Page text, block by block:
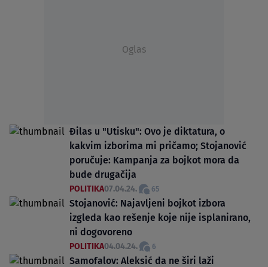
Oglas
Đilas u "Utisku": Ovo je diktatura, o
kakvim izborima mi pričamo; Stojanović
poručuje: Kampanja za bojkot mora da
bude drugačija
POLITIKA07.04.24. 65
Stojanović: Najavljeni bojkot izbora
izgleda kao rešenje koje nije isplanirano,
ni dogovoreno
POLITIKA04.04.24. 6
Samofalov: Aleksić da ne širi laži